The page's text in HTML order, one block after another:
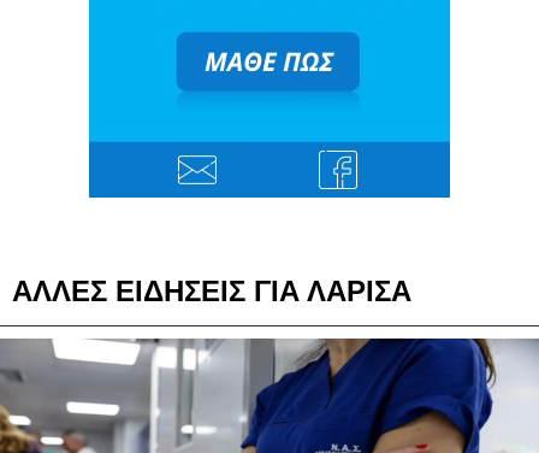
ΑΛΛΕΣ ΕΙΔΗΣΕΙΣ ΓΙΑ ΛΑΡΙΣΑ